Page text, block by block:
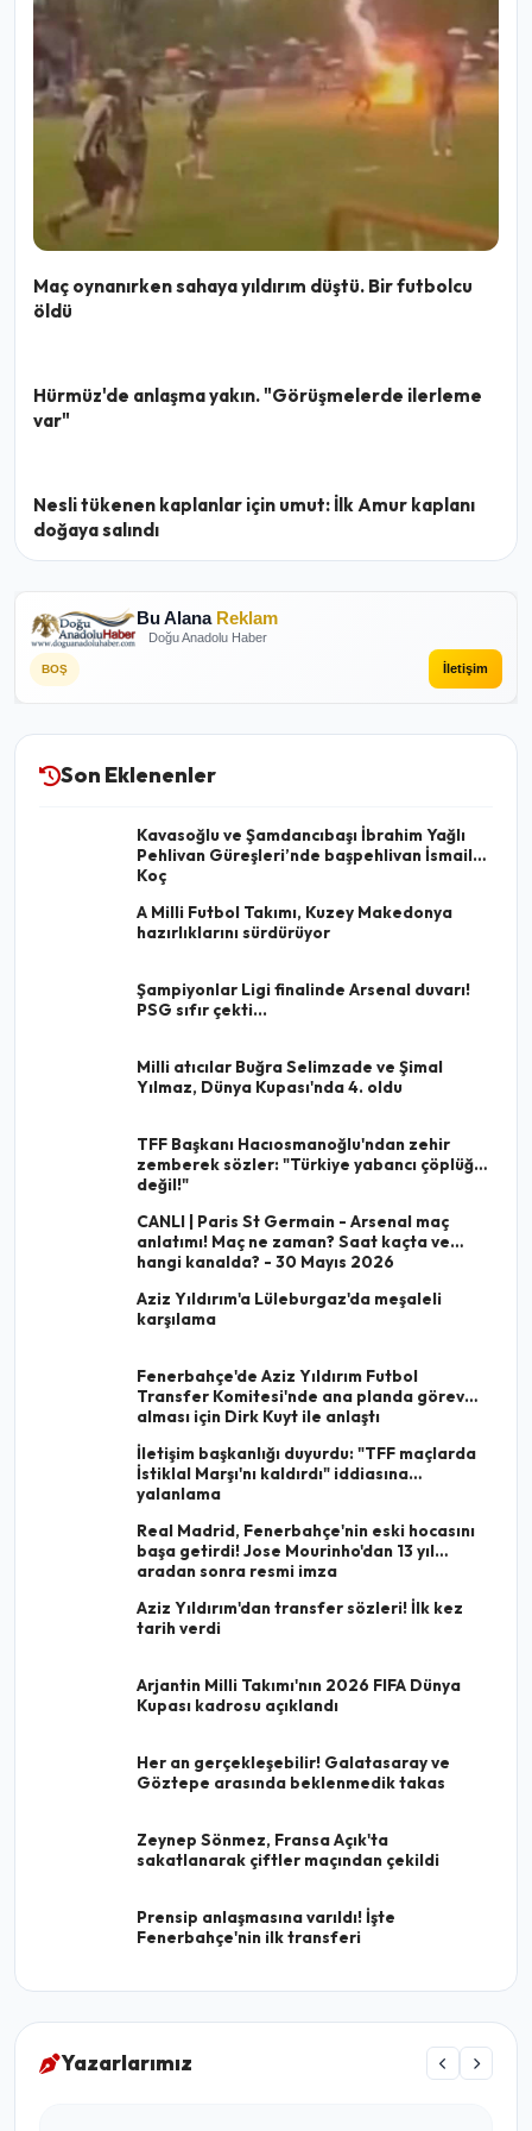
Maç oynanırken sahaya yıldırım düştü. Bir futbolcu
öldü
Hürmüz'de anlaşma yakın. "Görüşmelerde ilerleme
var"
Nesli tükenen kaplanlar için umut: İlk Amur kaplanı
doğaya salındı
Bu Alana Reklam
Doğu Anadolu Haber
BOŞ İletişim
Son Eklenenler
Kavasoğlu ve Şamdancıbaşı İbrahim Yağlı
Pehlivan Güreşleri’nde başpehlivan İsmail
Koç
A Milli Futbol Takımı, Kuzey Makedonya
hazırlıklarını sürdürüyor
Şampiyonlar Ligi finalinde Arsenal duvarı!
PSG sıfır çekti...
Milli atıcılar Buğra Selimzade ve Şimal
Yılmaz, Dünya Kupası'nda 4. oldu
TFF Başkanı Hacıosmanoğlu'ndan zehir
zemberek sözler: "Türkiye yabancı çöplüğü
değil!"
CANLI | Paris St Germain - Arsenal maç
anlatımı! Maç ne zaman? Saat kaçta ve
hangi kanalda? - 30 Mayıs 2026
Aziz Yıldırım'a Lüleburgaz'da meşaleli
karşılama
Fenerbahçe'de Aziz Yıldırım Futbol
Transfer Komitesi'nde ana planda görev
alması için Dirk Kuyt ile anlaştı
İletişim başkanlığı duyurdu: "TFF maçlarda
İstiklal Marşı'nı kaldırdı" iddiasına
yalanlama
Real Madrid, Fenerbahçe'nin eski hocasını
başa getirdi! Jose Mourinho'dan 13 yıl
aradan sonra resmi imza
Aziz Yıldırım'dan transfer sözleri! İlk kez
tarih verdi
Arjantin Milli Takımı'nın 2026 FIFA Dünya
Kupası kadrosu açıklandı
Her an gerçekleşebilir! Galatasaray ve
Göztepe arasında beklenmedik takas
Zeynep Sönmez, Fransa Açık'ta
sakatlanarak çiftler maçından çekildi
Prensip anlaşmasına varıldı! İşte
Fenerbahçe'nin ilk transferi
Yazarlarımız